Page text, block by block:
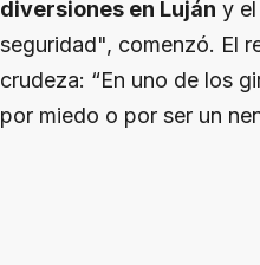
diversiones en Luján y
seguridad", comenzó. El
crudeza: “En uno de los
por miedo o por ser un